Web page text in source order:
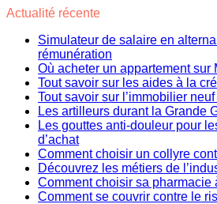
Actualité récente
Simulateur de salaire en
rémunération
Où acheter un appartement sur
Tout savoir sur les aides à la
Tout savoir sur l’immobilier
Les artilleurs durant la Grande
Les gouttes anti-douleur pour
d’achat
Comment choisir un collyre
Découvrez les métiers de
Comment choisir sa pharmacie
Comment se couvrir contre le